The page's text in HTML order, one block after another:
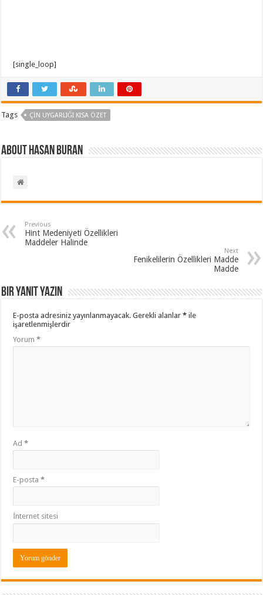
[single_loop]
Tags ÇIN UYGARLIĞI KISA ÖZET
About Hasan BURAN
Previous
Hint Medeniyeti Özellikleri
Maddeler Halinde
Next
Fenikelilerin Özellikleri Madde
Madde
Bir yanıt yazın
E-posta adresiniz yayınlanmayacak. Gerekli alanlar* ile
işaretlenmişlerdir
Yorum*
Ad*
E-posta*
İnternet sitesi